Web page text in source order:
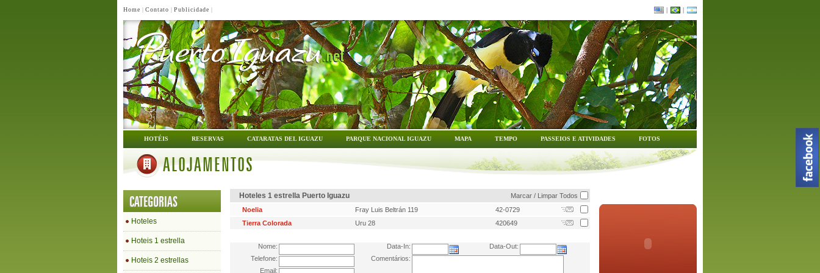
Home | Contato | Publicidade | | |
HOTÉIS RESERVAS CATARATAS DEL IGUAZU PARQUE NACIONAL IGUAZU MAPA TEMPO PASSEIOS E ATIVIDADES FOTOS
ALOJAMENTOS
CATEGORIAS
Hoteles
Hoteis 1 estrella
Hoteis 2 estrellas
Hoteles 1 estrella Puerto Iguazu
Marcar / Limpar Todos
Noelia
Fray Luis Beltrán 119
42-0729
Tierra Colorada
Uru 28 420649
Nome: Data-In:
Data-Out:
Telefone:
Comentários:
Email: